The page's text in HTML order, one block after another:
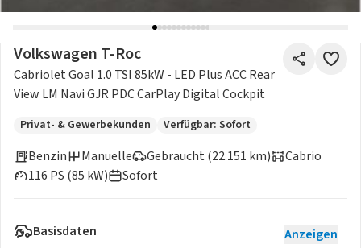
Volkswagen T-Roc
Cabriolet Goal 1.0 TSI 85kW - LED Plus ACC Rear
View LM Navi GJR PDC CarPlay Digital Cockpit
Privat- & Gewerbekunden Verfügbar: Sofort
Benzin
Gebraucht (22.151 km)
116 PS (85 kW)
Manuelle
Cabrio
Sofort
Basisdaten Anzeigen